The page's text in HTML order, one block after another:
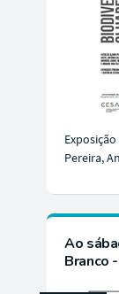
Pereira,
Ao
Branco